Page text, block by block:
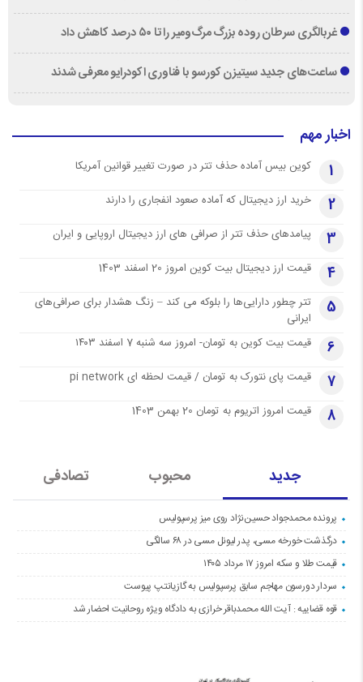
غربالگری سرطان روده بزرگ مرگ‌ومیر را تا ۵۰ درصد کاهش داد
ساعت‌های جدید سیتیزن کورسو با فناوری اکودرایو معرفی شدند
اخبار مهم
1 کوین بیس آماده حذف تتر در صورت تغییر قوانین آمریکا
2 خرید ارز دیجیتال که آماده صعود انفجاری را دارند
3 پیامدهای حذف تتر از صرافی های ارز دیجیتال اروپایی و ایران
4 قیمت ارز دیجیتال بیت کوین امروز 20 اسفند 1403
5
تتر چطور دارایی‌ها را بلوکه می کند – زنگ هشدار برای صرافی‌های
ایرانی
6 قیمت بیت کوین به تومان- امروز سه شنبه 7 اسفند ۱۴۰۳
7 قیمت پای نتورک به تومان / قیمت لحظه ای pi network
8 قیمت امروز اتریوم به تومان 20 بهمن 1403
جدید محبوب تصادفی
پرونده محمدجواد حسین‌نژاد روی میز پرسپولیس
درگذشت خورخه مسی، پدر لیونل مسی در ۶۸ سالگی
قیمت طلا و سکه امروز ۱۷ مرداد ۱۴۰۵
سردار دورسون مهاجم سابق پرسپولیس به گازیانتپ پیوست
قوه قضاییه : آیت الله محمدباقر خرازی به دادگاه ویژه روحانیت احضار شد